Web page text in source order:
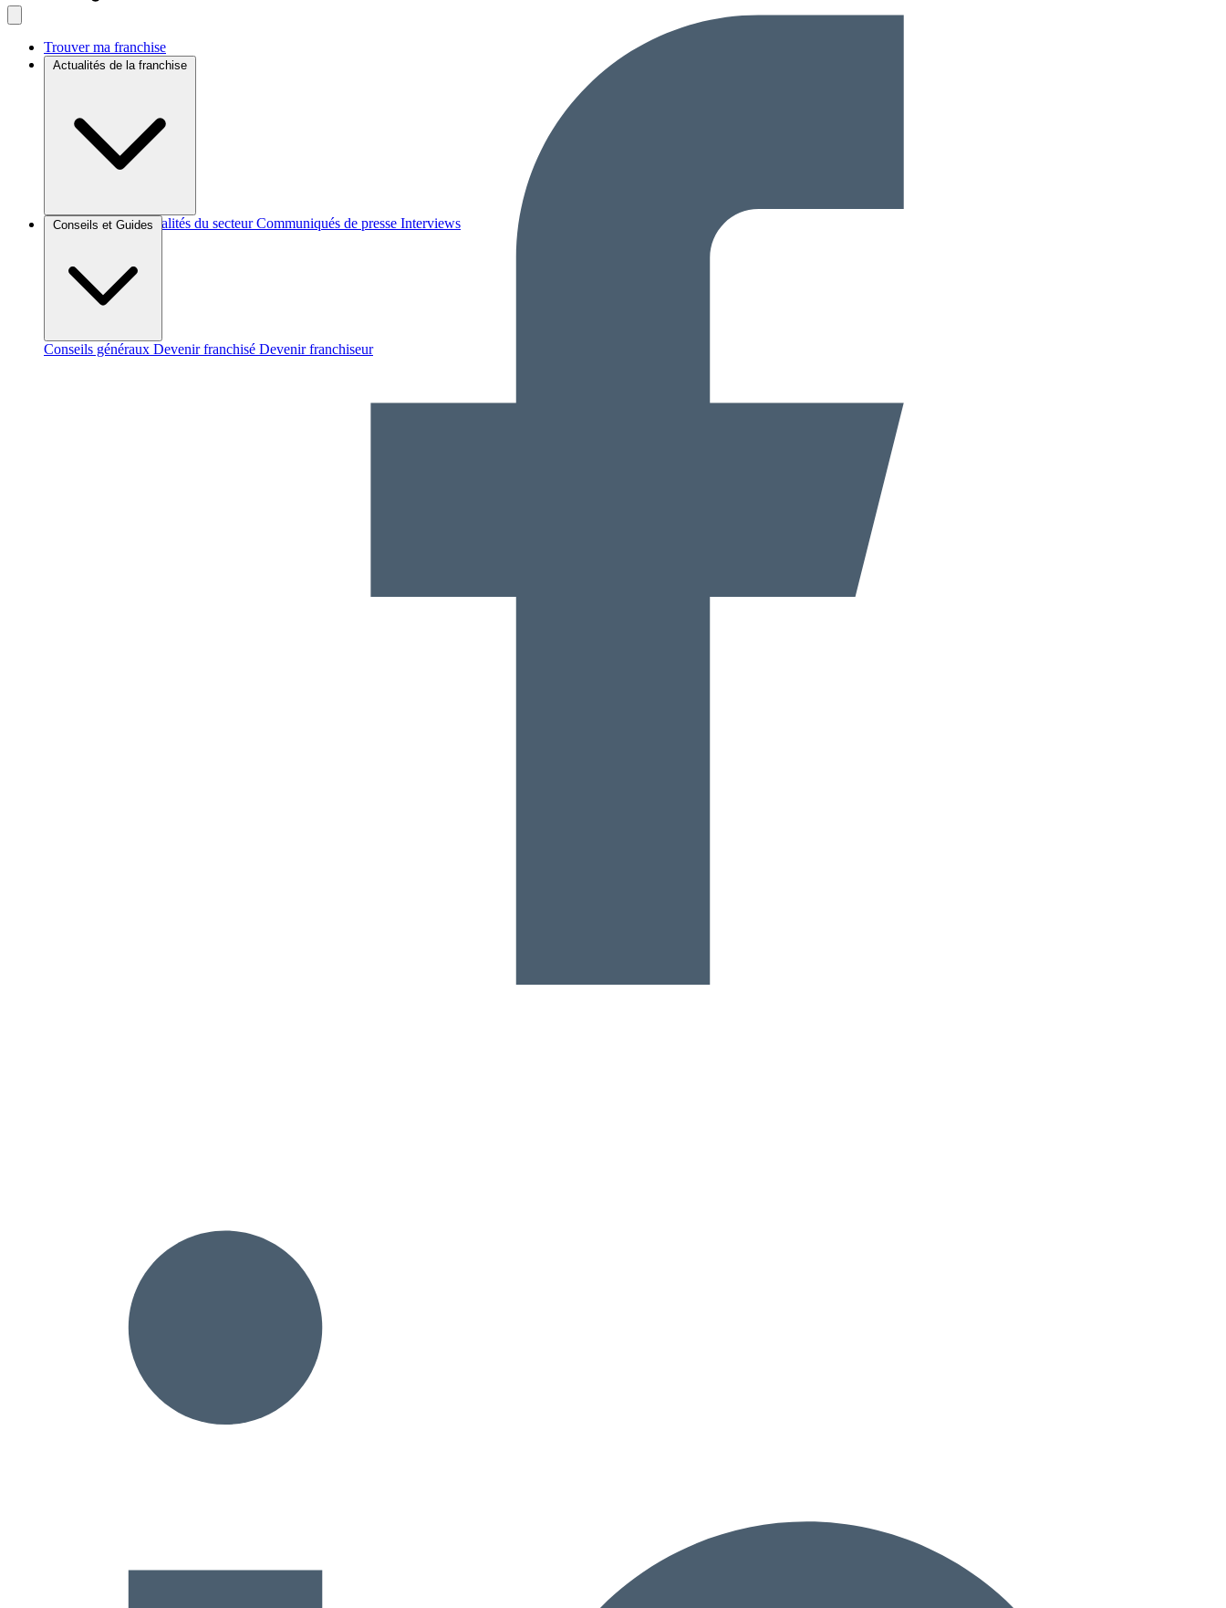
Trouver ma franchise
Actualités de la franchise
Brèves et actus Actualités du secteur Communiqués de presse Interviews
Conseils et Guides
Conseils généraux Devenir franchisé Devenir franchiseur